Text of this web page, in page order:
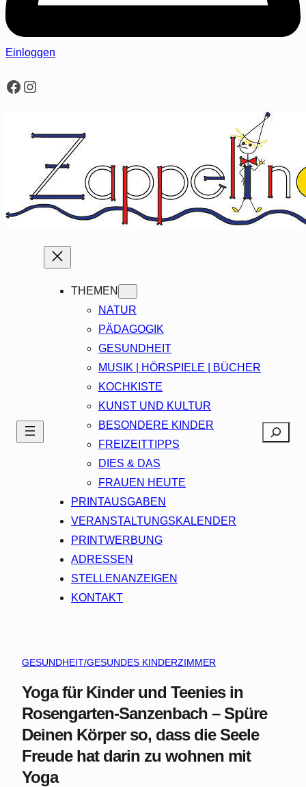
Einloggen
Facebook
Instagram
THEMEN
NATUR
PÄDAGOGIK
GESUNDHEIT
MUSIK | HÖRSPIELE | BÜCHER
KOCHKISTE
KUNST UND KULTUR
BESONDERE KINDER
FREIZEITTIPPS
DIES & DAS
FRAUEN HEUTE
PRINTAUSGABEN
VERANSTALTUNGSKALENDER
PRINTWERBUNG
ADRESSEN
STELLENANZEIGEN
KONTAKT
Search
GESUNDHEIT/GESUNDES KINDERZIMMER
Yoga für Kinder und Teenies in
Rosengarten-Sanzenbach – Spüre
Deinen Körper so, dass die Seele
Freude hat darin zu wohnen mit
Yoga